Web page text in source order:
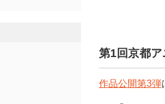
第1回京都
作品公開第3弾